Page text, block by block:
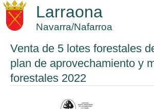
Larraona
Navarra/Nafarroa
Venta de 5 lotes forestales
plan de aprovechamiento y
forestales 2022